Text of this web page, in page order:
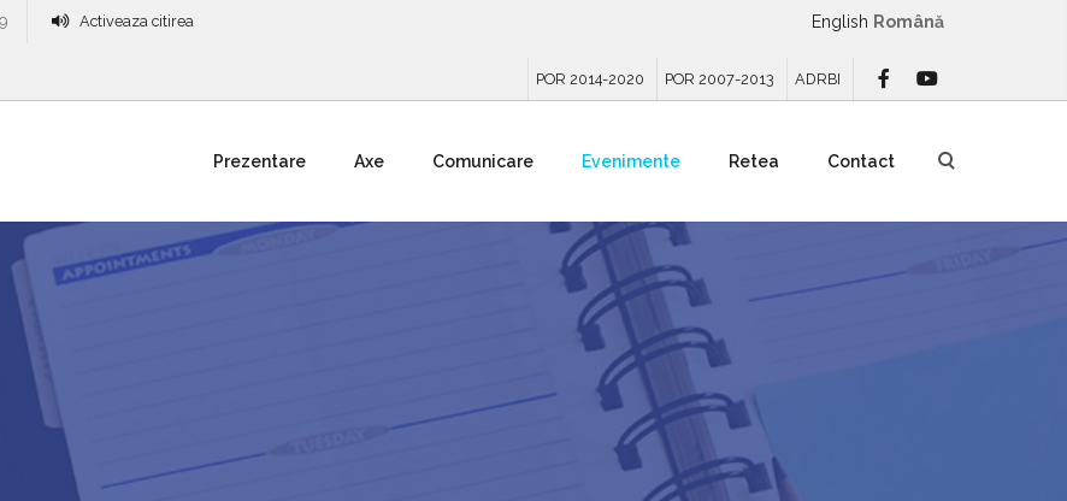
Activeaza citirea English Română
POR 2014-2020 POR 2007-2013 ADRBI
Prezentare Axe Comunicare Evenimente Retea Contact